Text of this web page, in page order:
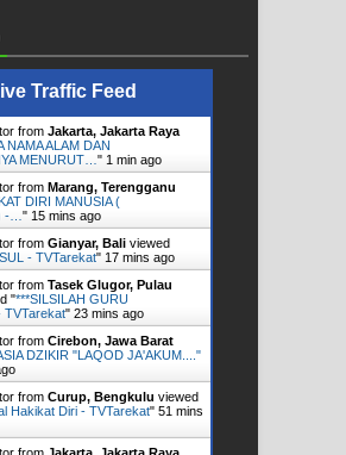
Traffic Feed
from Jakarta, Jakarta Raya
NAMA ALAM DAN
MENURUT… " 1 min ago
from Marang, Terengganu
DIRI MANUSIA (
-… " 15 mins ago
from Gianyar, Bali viewed
- TVTarekat" 17 mins ago
from Tasek Glugor, Pulau
"***SILSILAH GURU
TVTarekat" 23 mins ago
from Cirebon, Jawa Barat
DZIKIR "LAQOD JA'AKUM...."
from Curup, Bengkulu viewed
Hakikat Diri - TVTarekat" 51 mins